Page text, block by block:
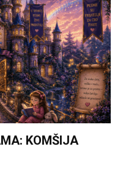
KOMŠIJA